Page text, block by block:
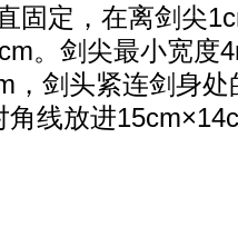
固定，在离剑尖
。剑尖最小宽度
，剑头紧连剑身
线放进